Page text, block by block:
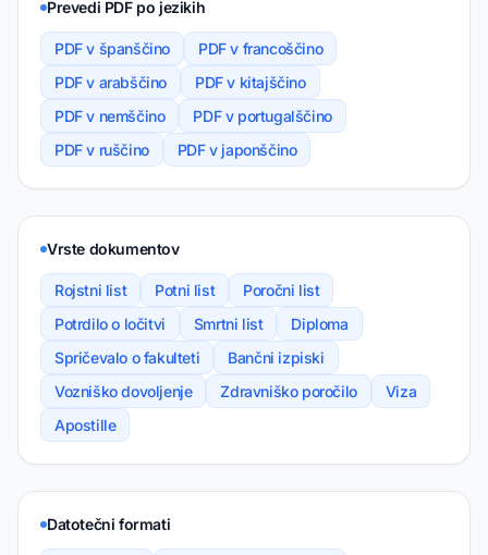
Prevedi PDF po jezikih
PDF v španščino
PDF v francoščino
PDF v arabščino
PDF v kitajščino
PDF v nemščino
PDF v portugalščino
PDF v ruščino
PDF v japonščino
Vrste dokumentov
Rojstni list Potni list
Poročni list
Potrdilo o ločitvi
Smrtni list
Diploma
Spričevalo o fakulteti
Bančni izpiski
Vozniško dovoljenje
Zdravniško poročilo
Viza
Apostille
Datotečni formati